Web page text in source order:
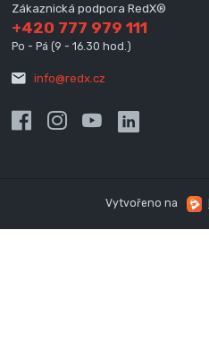
Zákaznická podpora RedX®
+420 777 979 111
Po - Pá (9 - 16.30 hod.)
info@redx.cz
Vytvořeno na